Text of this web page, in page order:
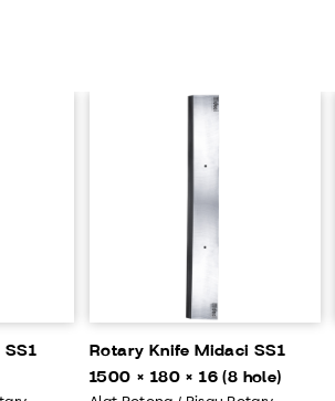
Rotary Knife Midaci SS1
1500 × 180 × 16 (8 hole)